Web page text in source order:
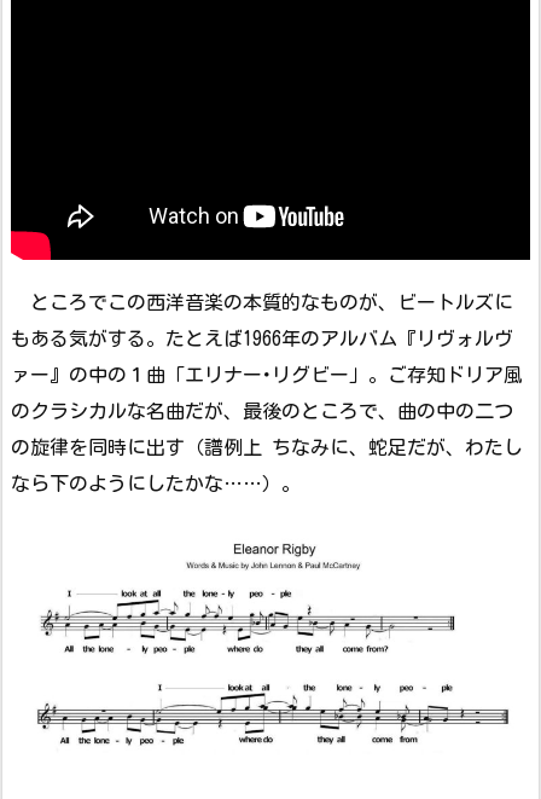
ところでこの西洋音楽の本質的なものが、ビートルズに
もある気がする。たとえば1966年のアルバム『リヴォルヴ
ァー』の中の１曲「エリナー･リグビー」。ご存知ドリア風
のクラシカルな名曲だが、最後のところで、曲の中の二つ
の旋律を同時に出す（譜例上 ちなみに、蛇足だが、わたし
なら下のようにしたかな……）。